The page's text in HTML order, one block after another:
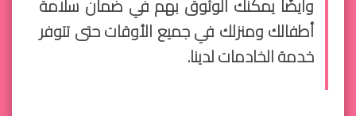
أطفالك ومنزلك في جميع الأوقات حتى تتوفر
خدمة الخادمات لدينا.